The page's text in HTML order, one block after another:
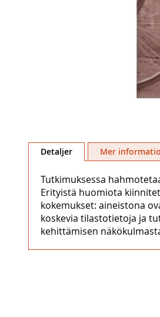
till
bildgalleriet
Detaljer
Tutkimuksessa
Erityistä huomiota
kokemukset: aineistona
koskevia tilastotietoja ja
kehittämisen
Mer